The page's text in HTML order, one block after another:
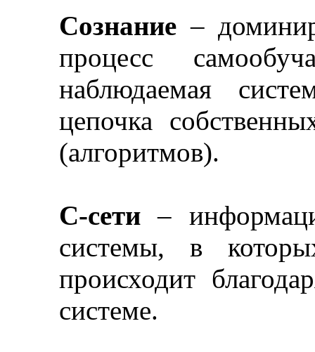
Сознание–
процесс
наблюдаемая
цепочка
(алгоритмов).
С-сети –
системы, в
происходит
системе.